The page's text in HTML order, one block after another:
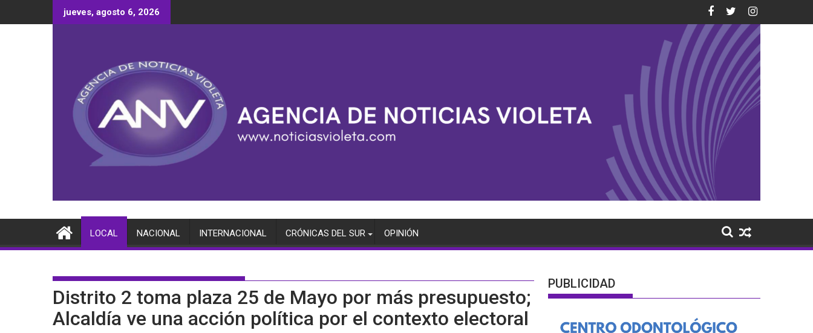
al
jueves, agosto 6, 2026
LOCAL NACIONAL INTERNACIONAL CRÓNICAS DEL SUR OPINIÓN
Distrito 2 toma plaza 25 de Mayo por más presupuesto;
Alcaldía ve una acción política por el contexto electoral
PUBLICIDAD